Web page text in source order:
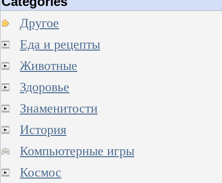
Другое
Еда и рецепты
Животные
Здоровье
Знаменитости
История
Компьютерные игры
Космос